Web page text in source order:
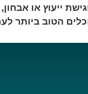
ייעוץ או אבחון,
הטוב ביותר